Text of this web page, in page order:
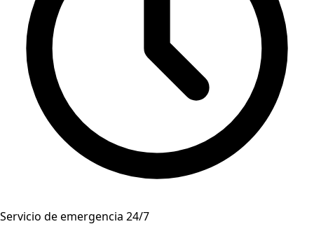
Servicio de emergencia 24/7